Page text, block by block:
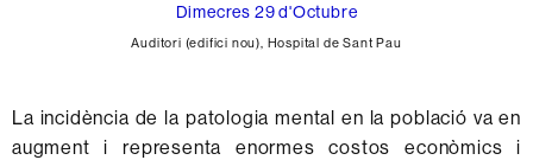
Dimecres 29 d'Octubre
Auditori (edifici nou), Hospital de Sant Pau
La incidència de la patologia mental en la població va en
augment i representa enormes costos econòmics i